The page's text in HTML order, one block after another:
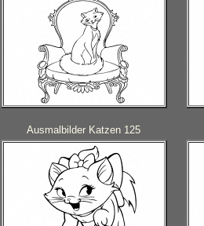
Ausmalbilder Katzen 125